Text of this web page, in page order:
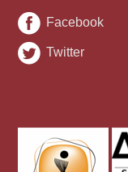
Facebook
Twitter